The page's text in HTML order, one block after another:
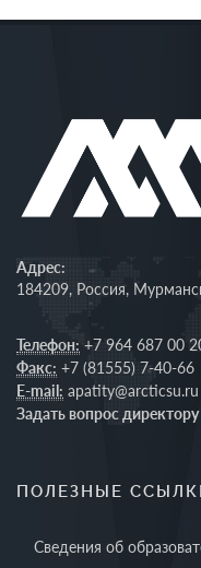
Адрес:
184209, Россия,
Телефон: +7 964 687 00
Факс: +7 (81555) 7-40-66
E-mail: apatity@arcticsu.ru
Задать вопрос директору
ПОЛЕЗНЫЕ
Сведения об